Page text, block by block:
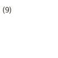
(9)